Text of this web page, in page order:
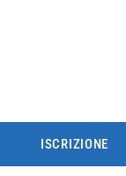
ISCRIZIONE